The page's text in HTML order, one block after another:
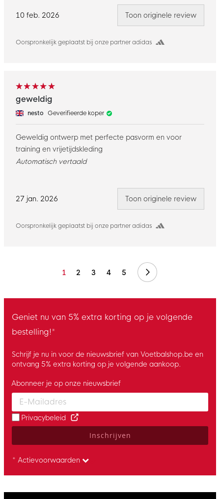
10 feb. 2026
Oorspronkelijk geplaatst bij onze partner adidas
Toon originele review
27 jan. 2026
Oorspronkelijk geplaatst bij onze partner adidas
geweldig
nesto Geverifieerde koper
Geweldig ontwerp met perfecte pasvorm en voor
training en vrijetijdskleding
Automatisch vertaald
Toon originele review
1 2 3 4 5 Volgende
Geniet nu van 5% extra korting op je volgende
bestelling!*
Schrijf je nu in voor de nieuwsbrief van Voetbalshop.be en
ontvang 5% extra korting op je volgende aankoop.
Enter your email and accept the privacy policy to subscribe to
Abonneer je op onze nieuwsbrief
Privacybeleid
Inschrijven
* Actievoorwaarden